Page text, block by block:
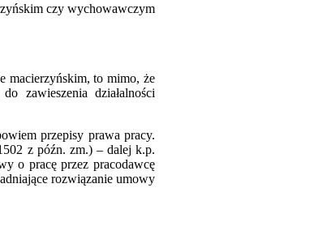
czy wychowawczym
macierzyńskim, to mimo, że
zawieszenia działalności
przepisy prawa pracy.
z późn. zm.) – dalej k.p.
o pracę przez pracodawcę
rozwiązanie umowy